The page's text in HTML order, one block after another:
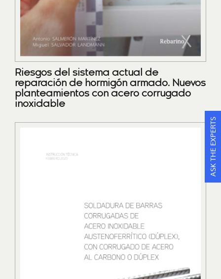
Riesgos del sistema actual de
reparación de hormigón armado. Nuevos
planteamientos con acero corrugado
inoxidable
ASK THE EXPERTS